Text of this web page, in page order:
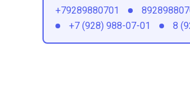
+79289880701
+7 (928) 988-07-01
8